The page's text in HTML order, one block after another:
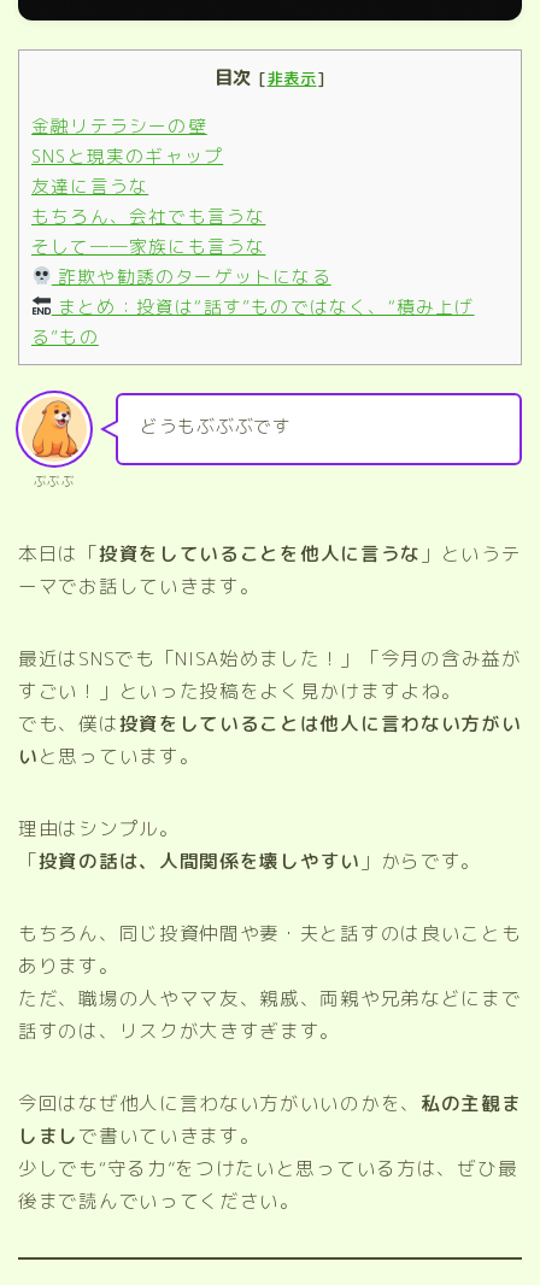
目次 [非表示]
金融リテラシーの壁
SNSと現実のギャップ
友達に言うな
もちろん、会社でも言うな
そして──家族にも言うな
詐欺や勧誘のターゲットになる
まとめ：投資は“話す”ものではなく、“積み上げ
る”もの
ぶぶぶ
どうもぶぶぶです
本日は「投資をしていることを他人に言うな 」というテ
ーマでお話していきます。
最近はSNSでも「NISA始めました！」「今月の含み益が
すごい！」といった投稿をよく見かけますよね。
でも、僕は投資をしていることは他人に言わない方がい
いと思っています。
理由はシンプル。
「投資の話は、人間関係を壊しやすい 」からです。
もちろん、同じ投資仲間や妻・夫と話すのは良いことも
あります。
ただ、職場の人やママ友、親戚、両親や兄弟などにまで
話すのは、リスクが大きすぎます。
今回はなぜ他人に言わない方がいいのかを、 私の主観ま
しましで書いていきます。
少しでも“守る力”をつけたいと思っている方は、ぜひ最
後まで読んでいってください。